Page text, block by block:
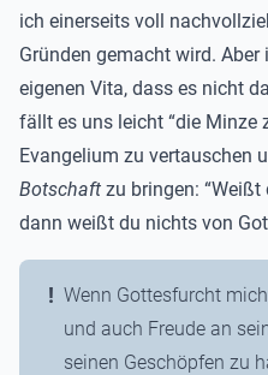
ich einerseits voll
Gründen gemacht wird.
eigenen Vita, dass es nicht
fällt es uns leicht “die Minze
Evangelium zu vertauschen
Botschaft zu bringen:
dann weißt du nichts von
Wenn Gottesfurcht
und auch Freude an
seinen Geschöpfen zu